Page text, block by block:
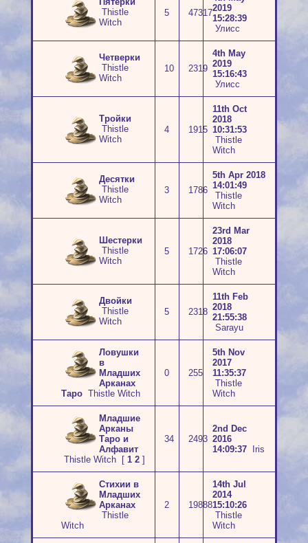
Thistle
Witch
5 473172019
15:28:39
Улисс
Четверки
Thistle
Witch
10 2319
4th May
2019
15:16:43
Улисс
Тройки
Thistle
Witch
4 1915
11th Oct
2018
10:31:53
Thistle
Witch
Десятки
Thistle
Witch
3 1786
5th Apr 2018
14:01:49
Thistle
Witch
Шестерки
Thistle
Witch
5 1726
23rd Mar
2018
17:06:07
Thistle
Witch
Двойки
Thistle
Witch
5 2318
11th Feb
2018
21:55:38
Sarayu
Ловушки
в
Младших
Арканах
Таро Thistle Witch
0 255
5th Nov
2017
11:35:37
Thistle
Witch
Младшие
Арканы
Таро и
Алфавит
Thistle Witch
[ 1 2 ]
34 2493
2nd Dec
2016
14:09:37
Iris
Стихии в
Младших
Арканах
Thistle
Witch
2 19888
14th Jul
2014
15:10:26
Thistle
Witch